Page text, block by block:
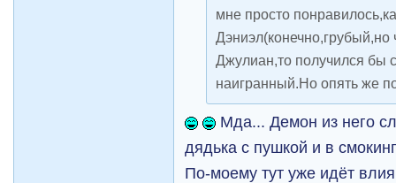
мне просто
Джулиан,то получился бы
наигранный.Но опять же
Мда... Демон из него
дядька с пушкой и в
По-моему тут уже идёт